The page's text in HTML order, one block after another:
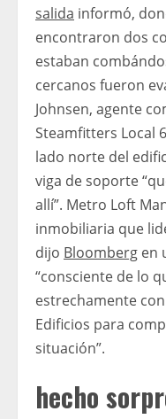
salida informó,
encontraron dos
estaban
cercanos fueron
Johnsen, agente
Steamfitters Local
lado norte del
viga de soporte
allí”. Metro Loft
inmobiliaria que
dijo Bloomberg en
“consciente de lo
estrechamente
Edificios para
situación”.
hecho